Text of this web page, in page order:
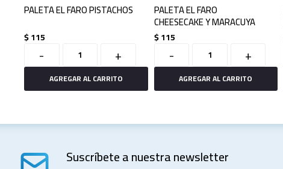
PALETA EL FARO PISTACHOS
$115
- +
PALETA EL FARO
CHEESECAKE Y MARACUYA
$115
- +
Suscríbete a nuestra newsletter